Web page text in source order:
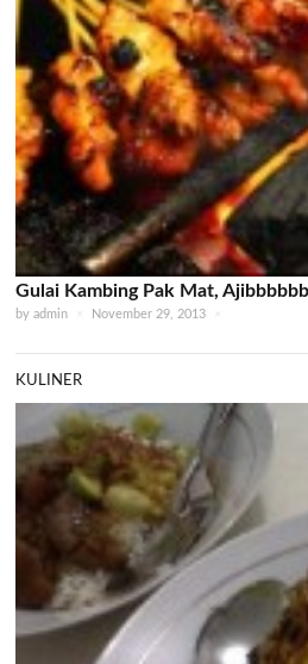
Gulai Kambing Pak Mat,
byadmin × November 29, 2013 ×
KULINER